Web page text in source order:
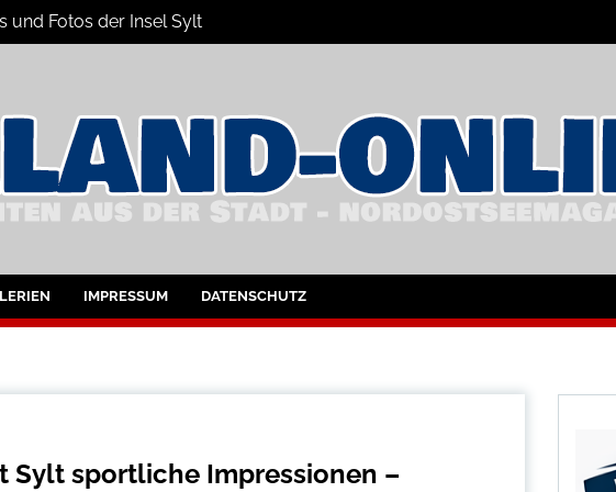
und Fotos der Insel Sylt
Sylt und Westerland
IMPRESSUM DATENSCHUTZ
Sylt sportliche Impressionen –